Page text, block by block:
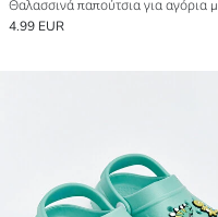
4.99 EUR